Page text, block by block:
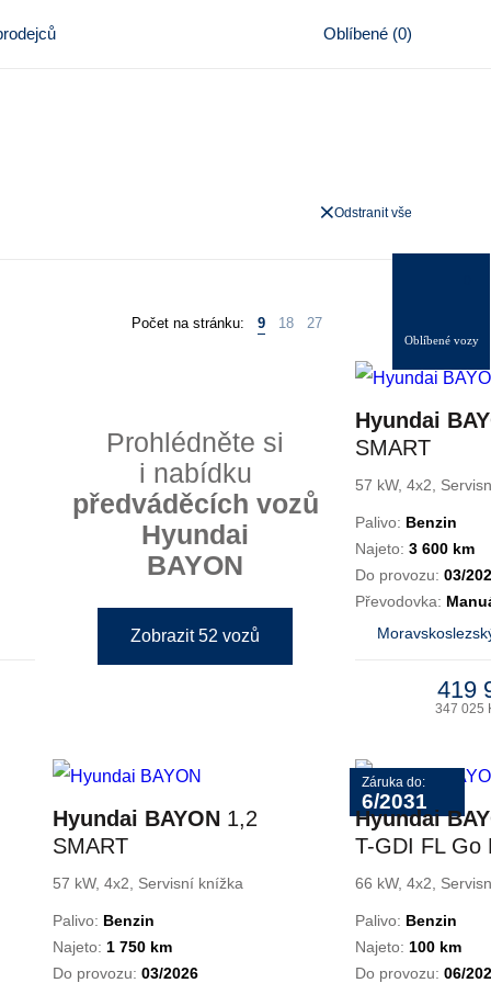
Oblíbené (0)
Oblíbené vozy
Odstranit vše
Počet na stránku: 9 18 27
Prohlédněte si
i nabídku
předváděcích vozů
Hyundai
BAYON
Zobrazit 52 vozů
Hyundai
SMART
57 kW, 4x2,
Palivo: Benzin
Najeto: 3 600 km
Do provozu: 03/
Převodovka:
419
347 025
Hyundai BAYON 1,2
SMART
57 kW, 4x2, Servisní knížka
Palivo: Benzin
Najeto: 1 750 km
Do provozu: 03/2026
Záruka do:
6/2031
Hyundai
T-GDI FL Go
66 kW, 4x2,
Palivo: Benzin
Najeto: 100 km
Do provozu: 06/